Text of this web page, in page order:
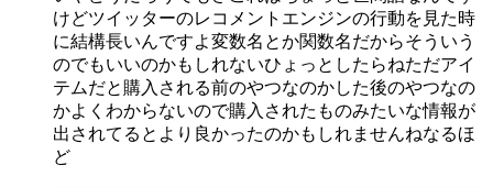
けどツイッターのレコメントエンジンの行動を見た時
に結構長いんですよ変数名とか関数名だからそういう
のでもいいのかもしれないひょっとしたらねただアイ
テムだと購入される前のやつなのかした後のやつなの
かよくわからないので購入されたものみたいな情報が
出されてるとより良かったのかもしれませんねなるほ
ど